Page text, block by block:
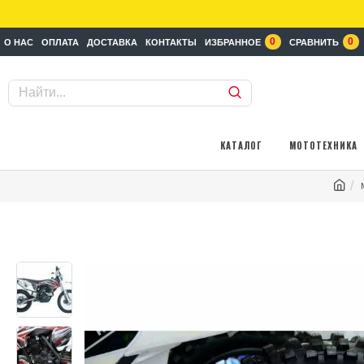
О НАС ОПЛАТА ДОСТАВКА КОНТАКТЫ ИЗБРАННОЕ 0 СРАВНИТЬ 0
КАТАЛОГ МОТОТЕХНИКА